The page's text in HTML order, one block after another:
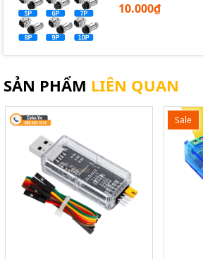
10.000₫
SẢN PHẨM LIÊN QUAN
Sale